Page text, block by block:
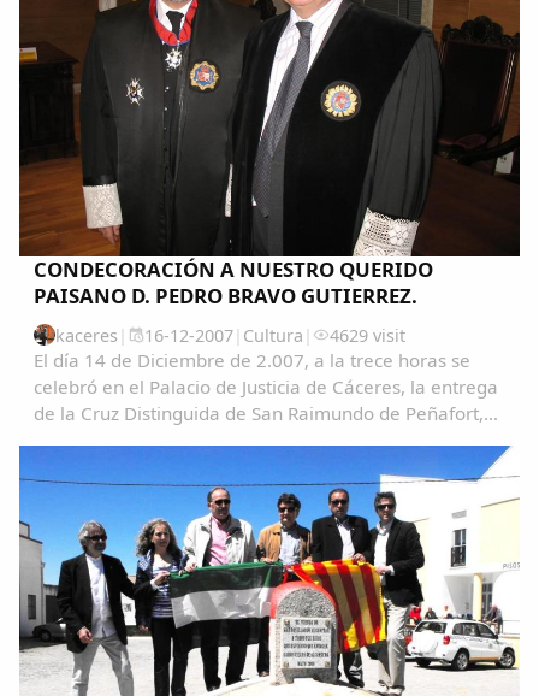
CONDECORACIÓN A NUESTRO QUERIDO
PAISANO D. PEDRO BRAVO GUTIERREZ.
kaceres | 16-12-2007| Cultura | 4629 visit
El día 14 de Diciembre de 2.007, a la trece horas se
celebró en el Palacio de Justicia de Cáceres, la entrega
de la Cruz Distinguida de San Raimundo de Peñafort,